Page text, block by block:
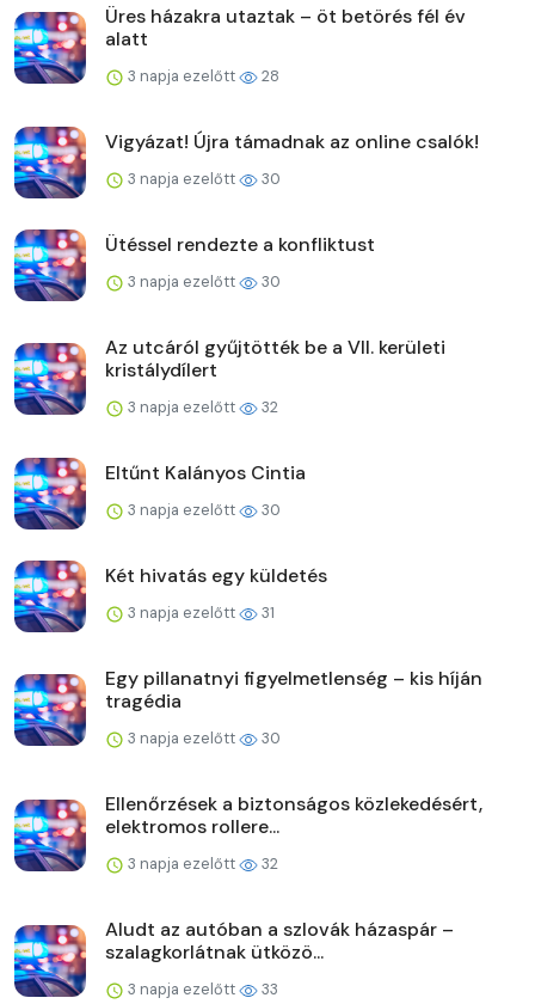
Üres házakra utaztak – öt betörés fél év
alatt
3 napja ezelőtt 28
Vigyázat! Újra támadnak az online csalók!
3 napja ezelőtt 30
Ütéssel rendezte a konfliktust
3 napja ezelőtt 30
Az utcáról gyűjtötték be a VII. kerületi
kristálydílert
3 napja ezelőtt 32
Eltűnt Kalányos Cintia
3 napja ezelőtt 30
Két hivatás egy küldetés
3 napja ezelőtt 31
Egy pillanatnyi figyelmetlenség – kis híján
tragédia
3 napja ezelőtt 30
Ellenőrzések a biztonságos közlekedésért,
elektromos rollere...
3 napja ezelőtt 32
Aludt az autóban a szlovák házaspár –
szalagkorlátnak ütközö...
3 napja ezelőtt 33